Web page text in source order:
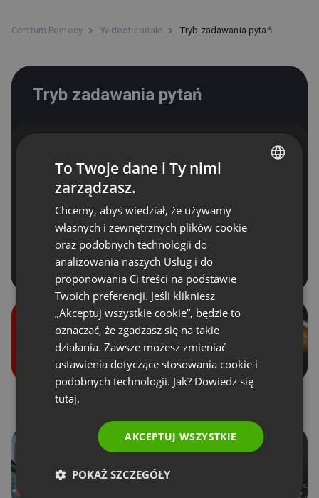
Centrum Pomocy Wideotutoriale Tryb zadawania pytań
Tryb zadawania pytań
Role w wydarzeniach
FRENCH
RUSSIAN
SPANISH
ITALIAN
To Twoje dane i Ty nimi
zarządzasz.
Chcemy, abyś wiedział, że używamy
własnych i zewnętrznych plików cookie
oraz podobnych technologii do
analizowania naszych Usług i do
proponowania Ci treści na podstawie
Twoich preferencji. Jeśli klikniesz
„Akceptuj wszystkie cookie”, będzie to
oznaczać, że zgadzasz się na takie
działania. Zawsze możesz zmieniać
ustawienia dotyczące stosowania cookie i
podobnych technologii. Jak? Dowiedz się
tutaj.
AKCEPTUJ WSZYSTKIE
POKAŻ SZCZEGÓŁY